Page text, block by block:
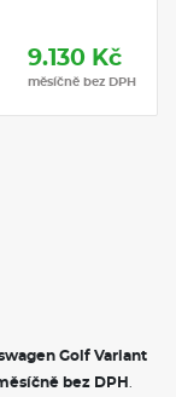
9.130 Kč
měsíčně bez DPH
Golf Variant
bez DPH